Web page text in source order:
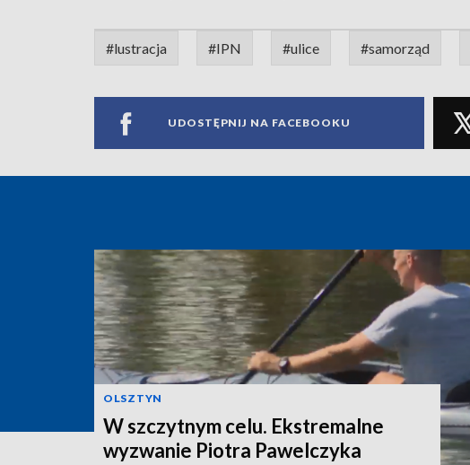
#lustracja #IPN #ulice #samorząd
UDOSTĘPNIJ NA FACEBOOKU
OLSZTYN
W szczytnym celu. Ekstremalne
wyzwanie Piotra Pawelczyka